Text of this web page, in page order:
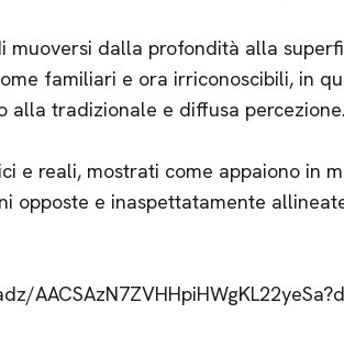
muoversi dalla profondità alla
familiari e ora irriconoscibili, in
alla tradizionale e diffusa percezione.
e reali, mostrati come appaiono in
opposte e inaspettatamente